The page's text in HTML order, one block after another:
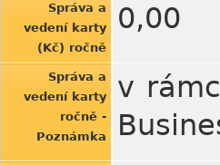
Správa a
vedení karty
(Kč) ročně
0,00
Správa a
vedení karty
ročně -
Poznámka
v